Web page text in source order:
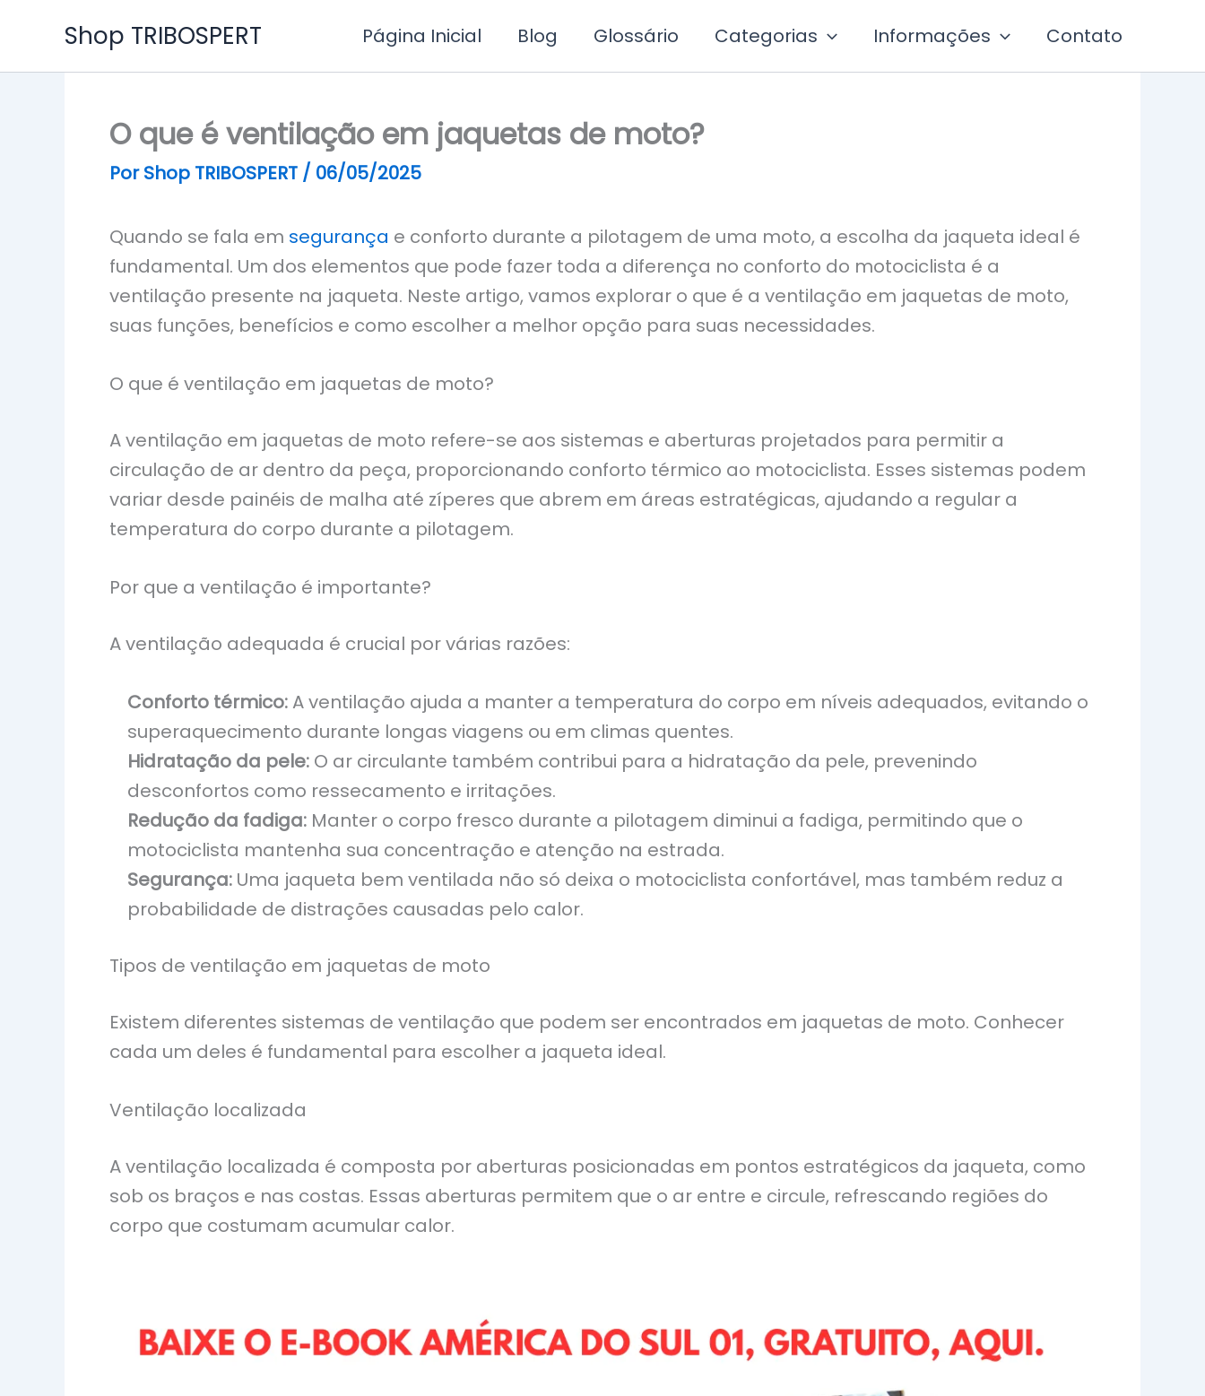
o
Shop TRIBOSPERT Página Inicial Blog Glossário Categorias Informações Contato
O que é ventilação em jaquetas de moto?
PorShop TRIBOSPERT / 06/05/2025
Quando se fala em segurança e conforto durante a pilotagem de uma moto, a escolha da jaqueta ideal é
fundamental. Um dos elementos que pode fazer toda a diferença no conforto do motociclista é a
ventilação presente na jaqueta. Neste artigo, vamos explorar o que é a ventilação em jaquetas de moto,
suas funções, benefícios e como escolher a melhor opção para suas necessidades.
O que é ventilação em jaquetas de moto?
A ventilação em jaquetas de moto refere-se aos sistemas e aberturas projetados para permitir a
circulação de ar dentro da peça, proporcionando conforto térmico ao motociclista. Esses sistemas podem
variar desde painéis de malha até zíperes que abrem em áreas estratégicas, ajudando a regular a
temperatura do corpo durante a pilotagem.
Por que a ventilação é importante?
A ventilação adequada é crucial por várias razões:
Conforto térmico: A ventilação ajuda a manter a temperatura do corpo em níveis adequados, evitando o
superaquecimento durante longas viagens ou em climas quentes.
Hidratação da pele: O ar circulante também contribui para a hidratação da pele, prevenindo
desconfortos como ressecamento e irritações.
Redução da fadiga: Manter o corpo fresco durante a pilotagem diminui a fadiga, permitindo que o
motociclista mantenha sua concentração e atenção na estrada.
Segurança: Uma jaqueta bem ventilada não só deixa o motociclista confortável, mas também reduz a
probabilidade de distrações causadas pelo calor.
Tipos de ventilação em jaquetas de moto
Existem diferentes sistemas de ventilação que podem ser encontrados em jaquetas de moto. Conhecer
cada um deles é fundamental para escolher a jaqueta ideal.
Ventilação localizada
A ventilação localizada é composta por aberturas posicionadas em pontos estratégicos da jaqueta, como
sob os braços e nas costas. Essas aberturas permitem que o ar entre e circule, refrescando regiões do
corpo que costumam acumular calor.